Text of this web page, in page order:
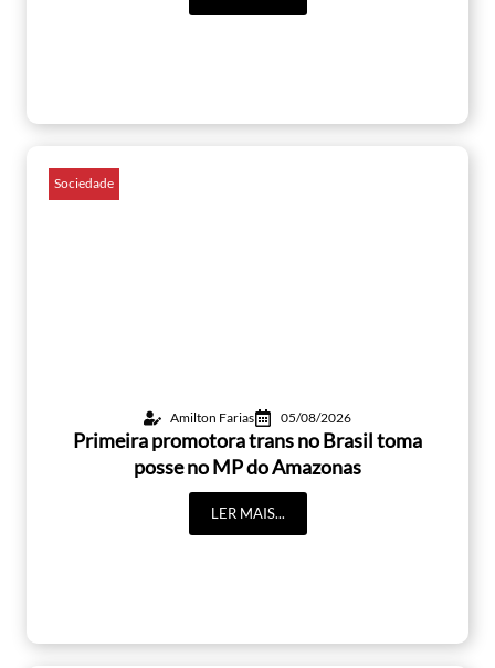
Sociedade
Amilton Farias 05/08/2026
Primeira promotora trans no Brasil toma
posse no MP do Amazonas
LER MAIS...